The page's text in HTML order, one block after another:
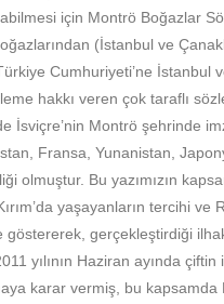
için Montrö Boğazlar
(İstanbul ve
Cumhuriyeti’ne İstanbul
hakkı veren çok taraflı
İsviçre’nin Montrö şehrinde
Fransa, Yunanistan,
olmuştur. Bu yazımızın
yaşayanların tercihi ve
gerçekleştirdiği
yılının Haziran ayında
karar vermiş, bu